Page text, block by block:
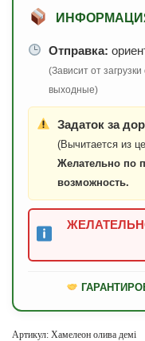
Отправка:
(Зависит от
выходные)
Задаток за
(Вычитается из
Желательно по
возможность.
Артикул: Хамелеон олива демі